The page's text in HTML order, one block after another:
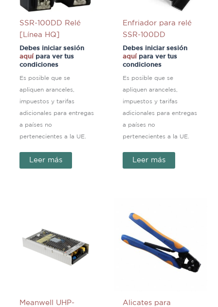
SSR-100DD Relé
[Línea HQ]
Debes iniciar sesión
aquípara ver tus
condiciones
Es posible que se
apliquen aranceles,
impuestos y tarifas
adicionales para entregas
a países no
pertenecientes a la UE.
Leer más
Enfriador para relé
SSR-100DD
Debes iniciar sesión
aquípara ver tus
condiciones
Es posible que se
apliquen aranceles,
impuestos y tarifas
adicionales para entregas
a países no
pertenecientes a la UE.
Leer más
Meanwell UHP- Alicates para